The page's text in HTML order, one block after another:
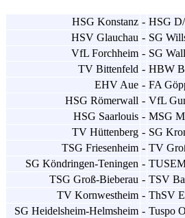
HSG Konstanz - HSG
HSV Glauchau - SG
VfL Forchheim - SG
TV Bittenfeld - HBW
EHV Aue - FA
HSG Römerwall - VfL
HSG Saarlouis - MSG
TV Hüttenberg - SG
TSG Friesenheim - TV
SG Köndringen-Teningen -
TSG Groß-Bieberau - TSV
TV Kornwestheim - ThSV
SG Heidelsheim-Helmsheim - Tuspo